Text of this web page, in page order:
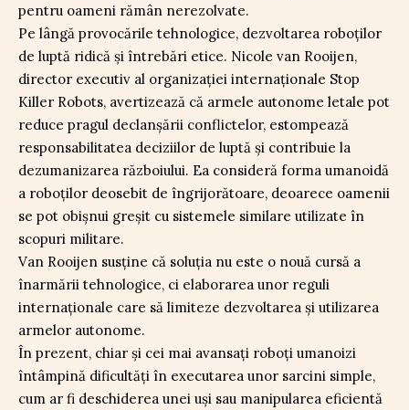
pentru oameni rămân nerezolvate.
Pe lângă provocările tehnologice, dezvoltarea roboților
de luptă ridică și întrebări etice. Nicole van Rooijen,
director executiv al organizației internaționale Stop
Killer Robots, avertizează că armele autonome letale pot
reduce pragul declanșării conflictelor, estompează
responsabilitatea deciziilor de luptă și contribuie la
dezumanizarea războiului. Ea consideră forma umanoidă
a roboților deosebit de îngrijorătoare, deoarece oamenii
se pot obișnui greșit cu sistemele similare utilizate în
scopuri militare.
Van Rooijen susține că soluția nu este o nouă cursă a
înarmării tehnologice, ci elaborarea unor reguli
internaționale care să limiteze dezvoltarea și utilizarea
armelor autonome.
În prezent, chiar și cei mai avansați roboți umanoizi
întâmpină dificultăți în executarea unor sarcini simple,
cum ar fi deschiderea unei uși sau manipularea eficientă